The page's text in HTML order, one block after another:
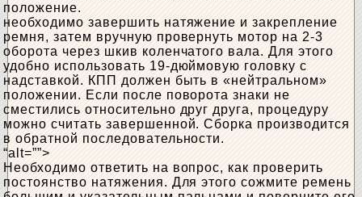
положение.
необходимо завершить натяжение и закрепление
ремня, затем вручную провернуть мотор на 2-3
оборота через шкив коленчатого вала. Для этого
удобно использовать 19-дюймовую головку с
надставкой. КПП должен быть в «нейтральном»
положении. Если после поворота знаки не
сместились относительно друг друга, процедуру
можно считать завершенной. Сборка производится
в обратной последовательности.
“alt=””>
Необходимо ответить на вопрос, как проверить
постоянство натяжения. Для этого сожмите ремень